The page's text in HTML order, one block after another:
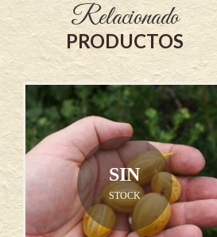
Relacionado
PRODUCTOS
SIN
STOCK